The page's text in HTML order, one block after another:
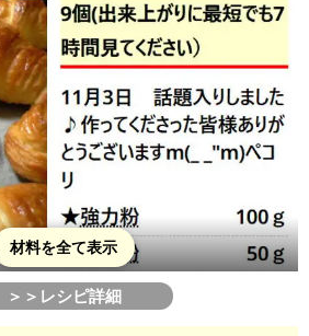
材料を全て表示
＞＞レシピ詳細